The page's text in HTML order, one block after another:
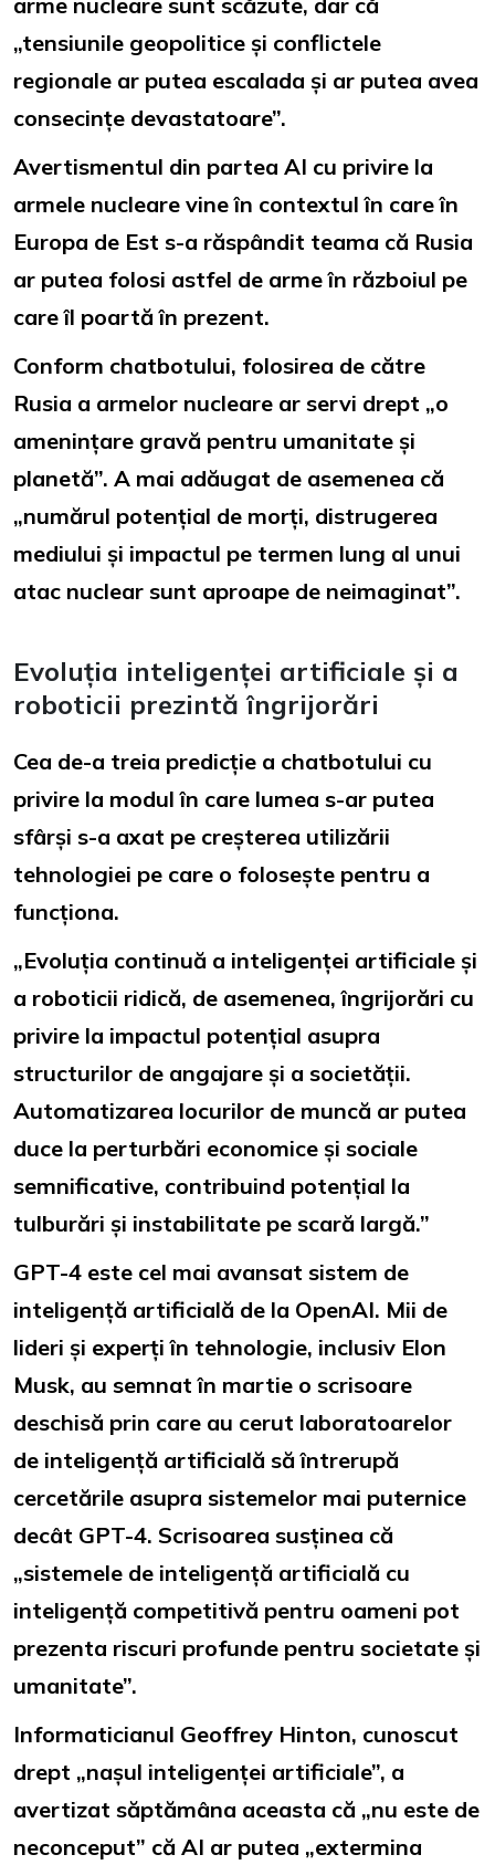
„tensiunile geopolitice și conflictele
regionale ar putea escalada și ar putea avea
consecințe devastatoare”.
Avertismentul din partea AI cu privire la
armele nucleare vine în contextul în care în
Europa de Est s-a răspândit teama că Rusia
ar putea folosi astfel de arme în războiul pe
care îl poartă în prezent.
Conform chatbotului, folosirea de către
Rusia a armelor nucleare ar servi drept „o
amenințare gravă pentru umanitate și
planetă”. A mai adăugat de asemenea că
„numărul potențial de morți, distrugerea
mediului și impactul pe termen lung al unui
atac nuclear sunt aproape de neimaginat”.
Evoluția inteligenței artificiale și a
roboticii prezintă îngrijorări
Cea de-a treia predicție a chatbotului cu
privire la modul în care lumea s-ar putea
sfârși s-a axat pe creșterea utilizării
tehnologiei pe care o folosește pentru a
funcționa.
„Evoluția continuă a inteligenței artificiale și
a roboticii ridică, de asemenea, îngrijorări cu
privire la impactul potențial asupra
structurilor de angajare și a societății.
Automatizarea locurilor de muncă ar putea
duce la perturbări economice și sociale
semnificative, contribuind potențial la
tulburări și instabilitate pe scară largă.”
GPT-4 este cel mai avansat sistem de
inteligență artificială de la OpenAI. Mii de
lideri și experți în tehnologie, inclusiv Elon
Musk, au semnat în martie o scrisoare
deschisă prin care au cerut laboratoarelor
de inteligență artificială să întrerupă
cercetările asupra sistemelor mai puternice
decât GPT-4. Scrisoarea susținea că
„sistemele de inteligență artificială cu
inteligență competitivă pentru oameni pot
prezenta riscuri profunde pentru societate și
umanitate”.
Informaticianul Geoffrey Hinton, cunoscut
drept „nașul inteligenței artificiale”, a
avertizat săptămâna aceasta că „nu este de
neconceput” că AI ar putea „extermina